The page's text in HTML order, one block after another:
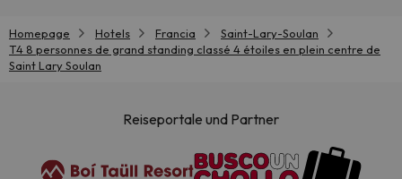
Homepage Hotels Francia
Saint-Lary-Soulan
T4 8 personnes de grand standing classé 4 étoiles en plein centre de
Saint Lary Soulan
Reiseportale und Partner